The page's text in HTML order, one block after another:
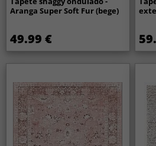
Aranga Super Soft Fur (bege)
49.99 €